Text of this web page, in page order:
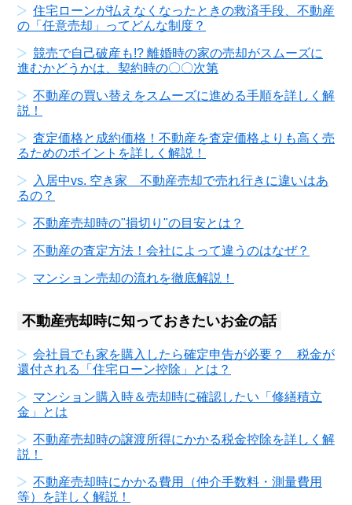
住宅ローンが払えなくなったときの救済手段、不動産
の「任意売却」ってどんな制度？
競売で自己破産も!? 離婚時の家の売却がスムーズに
進むかどうかは、契約時の〇〇次第
不動産の買い替えをスムーズに進める手順を詳しく解
説！
査定価格と成約価格！不動産を査定価格よりも高く売
るためのポイントを詳しく解説！
入居中vs. 空き家 不動産売却で売れ行きに違いはあ
るの？
不動産売却時の"損切り"の目安とは？
不動産の査定方法！会社によって違うのはなぜ？
マンション売却の流れを徹底解説！
不動産売却時に知っておきたいお金の話
会社員でも家を購入したら確定申告が必要？ 税金が
還付される「住宅ローン控除」とは？
マンション購入時＆売却時に確認したい「修繕積立
金」とは
不動産売却時の譲渡所得にかかる税金控除を詳しく解
説！
不動産売却時にかかる費用（仲介手数料・測量費用
等）を詳しく解説！